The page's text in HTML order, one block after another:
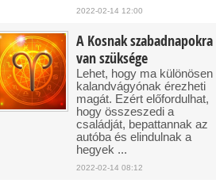
2022-02-14 12:00
A Kosnak szabadnapokra
van szüksége
Lehet, hogy ma különösen
kalandvágyónak érezheti
magát. Ezért előfordulhat,
hogy összeszedi a
családját, bepattannak az
autóba és elindulnak a
hegyek ...
2022-02-14 08:12